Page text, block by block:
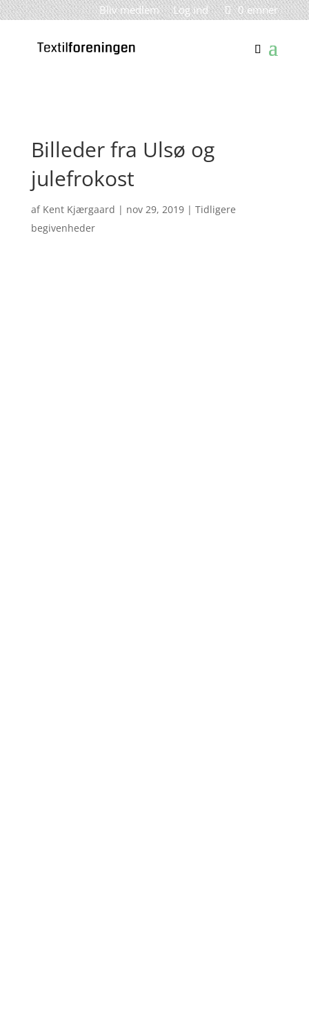
Bliv medlem Log ind 0 emner
Billeder fra Ulsø og
julefrokost
af Kent Kjærgaard | nov 29, 2019| Tidligere
begivenheder